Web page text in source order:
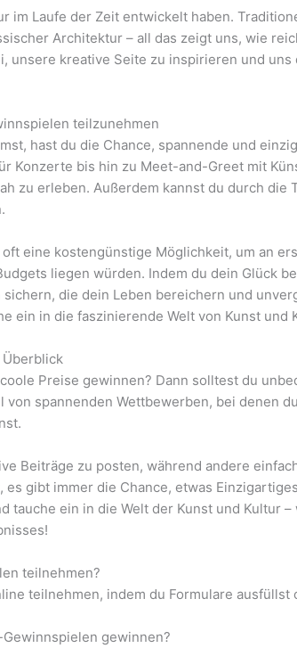
im Laufe der Zeit entwickelt haben.
Architektur – all das zeigt uns, wie
unsere kreative Seite zu inspirieren und
teilzunehmen
hast du die Chance, spannende und
Konzerte bis hin zu Meet-and-Greet mit
zu erleben. Außerdem kannst du durch die
eine kostengünstige Möglichkeit, um an
liegen würden. Indem du dein Glück
die dein Leben bereichern und
ein in die faszinierende Welt von Kunst und
Preise gewinnen? Dann solltest du
spannenden Wettbewerben, bei denen
Beiträge zu posten, während andere
gibt immer die Chance, etwas
tauche ein in die Welt der Kunst und Kultur
teilnehmen?
teilnehmen, indem du Formulare
gewinnen?